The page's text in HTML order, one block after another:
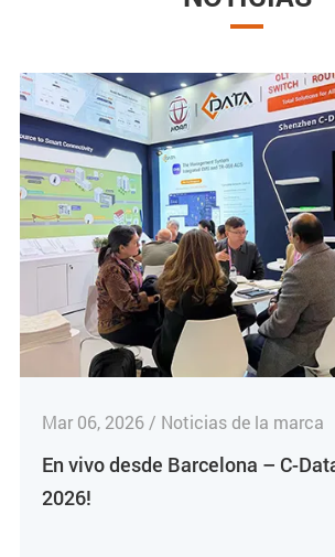
Mar 06, 2026 / Noticias de la marca
En vivo desde Barcelona – C-
2026!